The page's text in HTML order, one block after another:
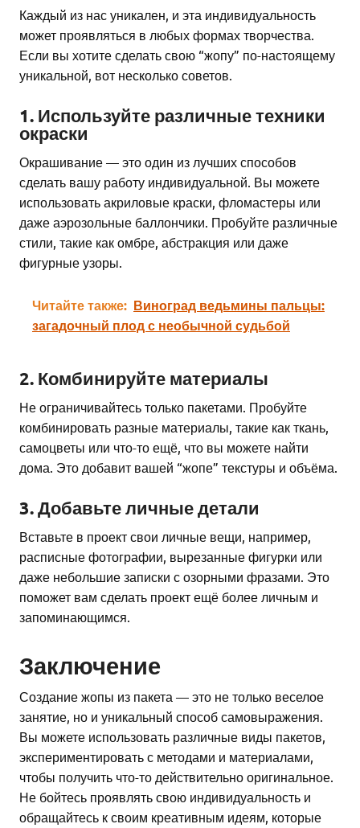
Каждый из нас уникален, и эта индивидуальность
может проявляться в любых формах творчества.
Если вы хотите сделать свою “жопу” по-настоящему
уникальной, вот несколько советов.
1. Используйте различные техники
окраски
Окрашивание — это один из лучших способов
сделать вашу работу индивидуальной. Вы можете
использовать акриловые краски, фломастеры или
даже аэрозольные баллончики. Пробуйте различные
стили, такие как омбре, абстракция или даже
фигурные узоры.
Читайте также: Виноград ведьмины пальцы:
загадочный плод с необычной судьбой
2. Комбинируйте материалы
Не ограничивайтесь только пакетами. Пробуйте
комбинировать разные материалы, такие как ткань,
самоцветы или что-то ещё, что вы можете найти
дома. Это добавит вашей “жопе” текстуры и объёма.
3. Добавьте личные детали
Вставьте в проект свои личные вещи, например,
расписные фотографии, вырезанные фигурки или
даже небольшие записки с озорными фразами. Это
поможет вам сделать проект ещё более личным и
запоминающимся.
Заключение
Создание жопы из пакета — это не только веселое
занятие, но и уникальный способ самовыражения.
Вы можете использовать различные виды пакетов,
экспериментировать с методами и материалами,
чтобы получить что-то действительно оригинальное.
Не бойтесь проявлять свою индивидуальность и
обращайтесь к своим креативным идеям, которые